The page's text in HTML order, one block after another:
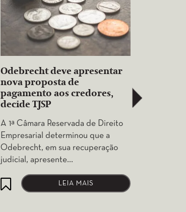
Odebrecht deve apresentar
nova proposta de
pagamento aos credores,
decide TJSP
A 1ª Câmara Reservada de Direito
Empresarial determinou que a
Odebrecht, em sua recuperação
judicial, apresente…
LEIA MAIS